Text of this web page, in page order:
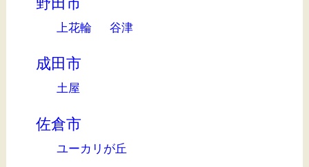
上花輪 谷津
成田市
土屋
佐倉市
ユーカリが丘